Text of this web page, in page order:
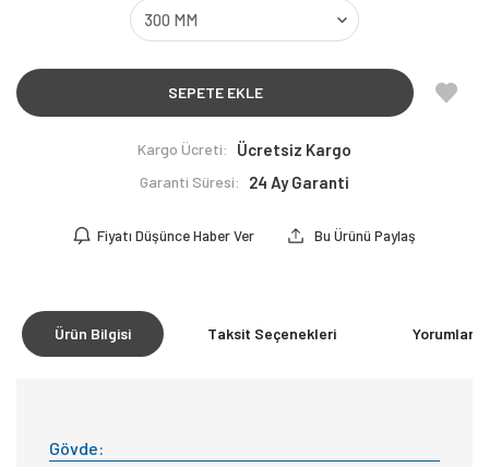
SEPETE EKLE
Kargo Ücreti: Ücretsiz Kargo
Garanti Süresi: 24 Ay Garanti
Fiyatı Düşünce Haber Ver Bu Ürünü Paylaş
Ürün Bilgisi Taksit Seçenekleri Yorumlar
Gövde: